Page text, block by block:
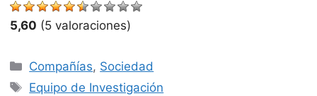
5,60 (5 valoraciones)
Categorías
Compañías, Sociedad
Etiquetas
Equipo de Investigación